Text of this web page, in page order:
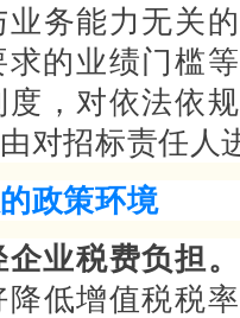
务能力无关
的业绩门槛
，对依法依
对招标责任人
政策环境
企业税费负担。
低增值税税